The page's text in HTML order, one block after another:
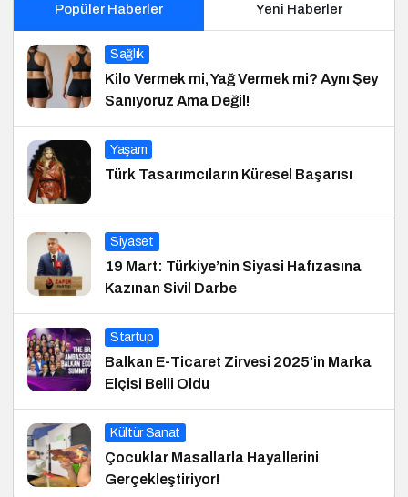
Popüler Haberler Yeni Haberler
Sağlık
Kilo Vermek mi, Yağ Vermek mi? Aynı Şey
Sanıyoruz Ama Değil!
Yaşam
Türk Tasarımcıların Küresel Başarısı
Siyaset
19 Mart: Türkiye’nin Siyasi Hafızasına
Kazınan Sivil Darbe
Startup
Balkan E-Ticaret Zirvesi 2025’in Marka
Elçisi Belli Oldu
Kültür Sanat
Çocuklar Masallarla Hayallerini
Gerçekleştiriyor!